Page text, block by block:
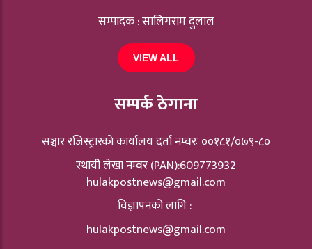
सम्पादक : सालिगराम दुलाल
VIEW ALL
सम्पर्क ठेगाना
सञ्चार रजिस्ट्रारकाे कार्यालय दर्ता नम्वरः ००१८१/०७९-८०
स्थायी लेखा नम्वर (PAN):609773932
hulakpostnews@gmail.com
विज्ञापनको लागि :
hulakpostnews@gmail.com